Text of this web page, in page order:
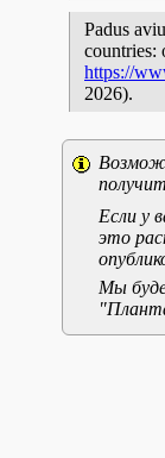
Padus
countries:
https://
2026).
Если у
это
Мы